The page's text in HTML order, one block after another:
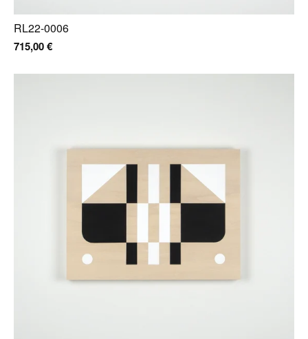
RL22-0006
715,00€